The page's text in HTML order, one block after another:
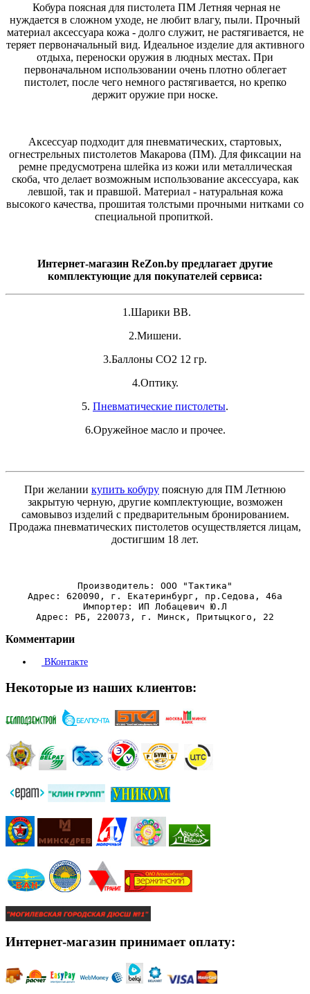
Кобура поясная для пистолета ПМ Летняя черная не
нуждается в сложном уходе, не любит влагу, пыли. Прочный
материал аксессуара кожа - долго служит, не растягивается, не
теряет первоначальный вид. Идеальное изделие для активного
отдыха, переноски оружия в людных местах. При
первоначальном использовании очень плотно облегает
пистолет, после чего немного растягивается, но крепко
держит оружие при носке.
Аксессуар подходит для пневматических, стартовых,
огнестрельных пистолетов Макарова (ПМ). Для фиксации на
ремне предусмотрена шлейка из кожи или металлическая
скоба, что делает возможным использование аксессуара, как
левшой, так и правшой. Материал - натуральная кожа
высокого качества, прошитая толстыми прочными нитками со
специальной пропиткой.
Интернет-магазин ReZon.by предлагает другие
комплектующие для покупателей сервиса:
1.Шарики ВВ.
2.Мишени.
3.Баллоны СО2 12 гр.
4.Оптику.
5. Пневматические пистолеты.
6.Оружейное масло и прочее.
При желании купить кобуру поясную для ПМ Летнюю
закрытую черную, другие комплектующие, возможен
самовывоз изделий с предварительным бронированием.
Продажа пневматических пистолетов осуществляется лицам,
достигшим 18 лет.
Производитель: ООО "Тактика"
Адрес: 620090, г. Екатеринбург, пр.Седова, 46а
Импортер: ИП Лобацевич Ю.Л
Адрес: РБ, 220073, г. Минск, Притыцкого, 22
Комментарии
ВКонтакте
Некоторые из наших клиентов:
Интернет-магазин принимает оплату: